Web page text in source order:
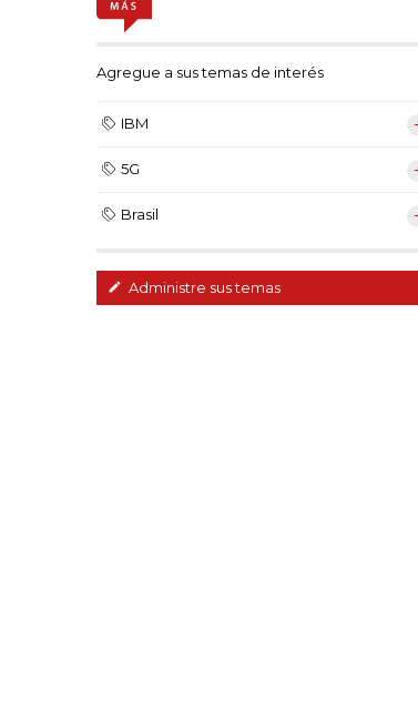
Agregue a sus temas de interés
IBM
5G
Brasil
Administre sus temas